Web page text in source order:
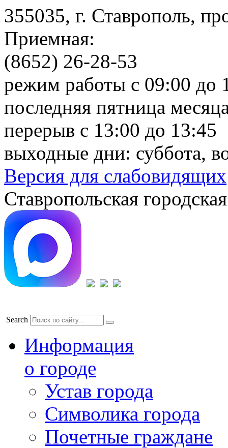
355035, г. Ставрополь,
Приемная:
(8652) 26-28-53
режим работы с 09:00 до
последняя пятница
перерыв с 13:00 до 13:45
выходные дни: суббота,
Версия для слабовидящих
Ставропольская
Search
Информация
о городе
Устав города
Символика города
Почетные граждане